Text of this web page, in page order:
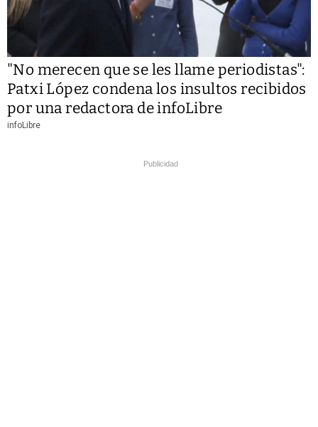
"No merecen que se les llame periodistas":
Patxi López condena los insultos recibidos
por una redactora de infoLibre
infoLibre
Publicidad